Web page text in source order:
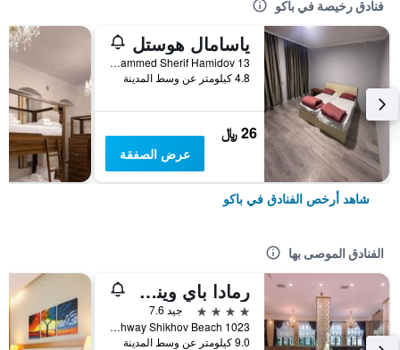
فنادق رخيصة في باكو
ياسامال هوستل
General Mammed Sherif Hamidov 13, باكو, أذربيجان
4.8 كيلومتر عن وسط المدينة
26 ﷼
عرض الصفقة
شاهد أرخص الفنادق في باكو
الفنادق الموصى بها
رمادا باي ويندام باكو
4 نجوم
جيد 7.6
Salyan Highway Shikhov Beach 1023, باكو, أذربيجان
9.0 كيلومتر عن وسط المدينة